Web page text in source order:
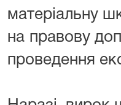
матеріальну
на правову
проведення